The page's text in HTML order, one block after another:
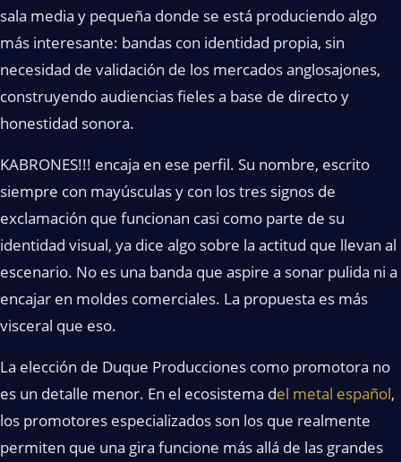
sala media y pequeña donde se está produciendo algo
más interesante: bandas con identidad propia, sin
necesidad de validación de los mercados anglosajones,
construyendo audiencias fieles a base de directo y
honestidad sonora.
KABRONES!!! encaja en ese perfil. Su nombre, escrito
siempre con mayúsculas y con los tres signos de
exclamación que funcionan casi como parte de su
identidad visual, ya dice algo sobre la actitud que llevan al
escenario. No es una banda que aspire a sonar pulida ni a
encajar en moldes comerciales. La propuesta es más
visceral que eso.
La elección de Duque Producciones como promotora no
es un detalle menor. En el ecosistema del metal español,
los promotores especializados son los que realmente
permiten que una gira funcione más allá de las grandes